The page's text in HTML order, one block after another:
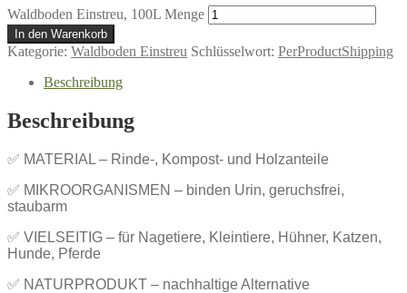
Waldboden Einstreu, 100L Menge
In den Warenkorb
Kategorie: Waldboden Einstreu Schlüsselwort: PerProductShipping
Beschreibung
Beschreibung
✅ MATERIAL – Rinde-, Kompost- und Holzanteile
✅ MIKROORGANISMEN – binden Urin, geruchsfrei,
staubarm
✅ VIELSEITIG – für Nagetiere, Kleintiere, Hühner, Katzen,
Hunde, Pferde
✅ NATURPRODUKT – nachhaltige Alternative